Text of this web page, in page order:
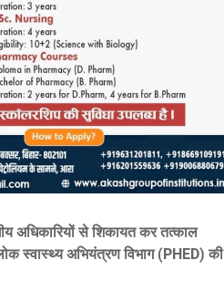
अधिकारियों से शिकायत कर तत्काल
स्वास्थ्य अभियंत्रण विभाग (PHED) की